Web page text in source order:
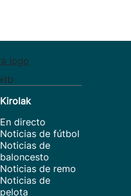
Kirolak
En directo
Noticias de fútbol
Noticias de
baloncesto
Noticias de remo
Noticias de
pelota